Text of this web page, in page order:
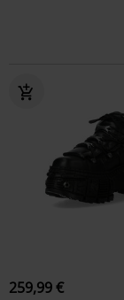
259,99 €